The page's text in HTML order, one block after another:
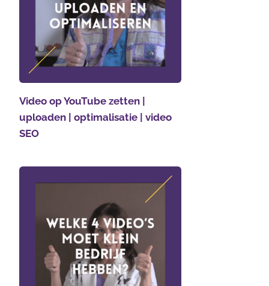
Video op YouTube zetten |
uploaden | optimalisatie | video
SEO